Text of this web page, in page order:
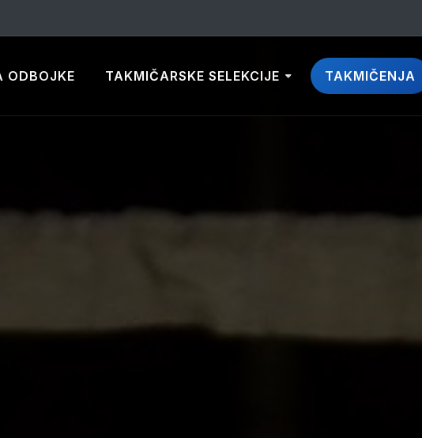
ODBOJKE TAKMIČARSKE SELEKCIJE TAKMIČENJA